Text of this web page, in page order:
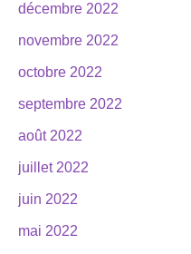
décembre 2022
novembre 2022
octobre 2022
septembre 2022
août 2022
juillet 2022
juin 2022
mai 2022